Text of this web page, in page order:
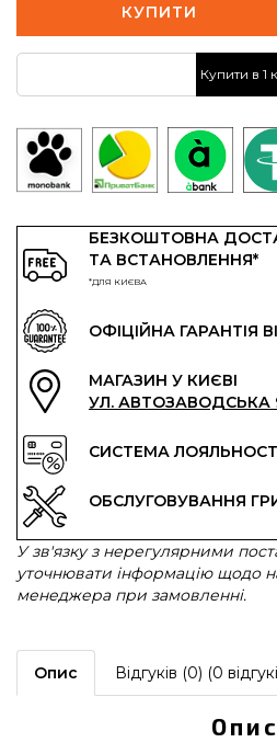
КУПИТИ
Купити в 1
БЕЗКОШТОВНА
ТА ВСТАНОВЛЕННЯ*
*ДЛЯ КИЄВА
ОФІЦІЙНА ГАРАНТІЯ
МАГАЗИН У КИЄВІ
УЛ. АВТОЗАВОДСЬКА
СИСТЕМА
ОБСЛУГОВУВАННЯ
У зв'язку з нерегулярними
уточнювати інформацію щодо
менеджера при замовленні.
Опис Відгуків (0) (0
Опис